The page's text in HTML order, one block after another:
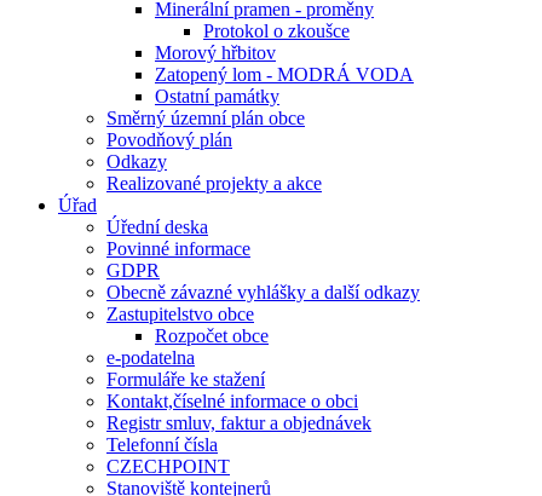
Minerální pramen - proměny
Protokol o zkoušce
Morový hřbitov
Zatopený lom - MODRÁ VODA
Ostatní památky
Směrný územní plán obce
Povodňový plán
Odkazy
Realizované projekty a akce
Úřad
Úřední deska
Povinné informace
GDPR
Obecně závazné vyhlášky a další odkazy
Zastupitelstvo obce
Rozpočet obce
e-podatelna
Formuláře ke stažení
Kontakt,číselné informace o obci
Registr smluv, faktur a objednávek
Telefonní čísla
CZECHPOINT
Stanoviště kontejnerů